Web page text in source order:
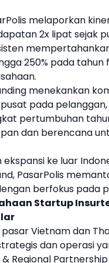
melaporkan
2x lipat sejak
250% pada
menekankan
pada
pertumbuhan
dan berencana
ke luar
, PasarPolis
berfokus pada
Startup
pasarVietnamdan
dan operasi
Regional